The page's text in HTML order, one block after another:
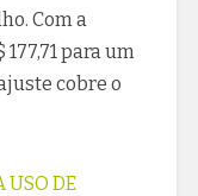
Com a
para um
cobre o
USO DE